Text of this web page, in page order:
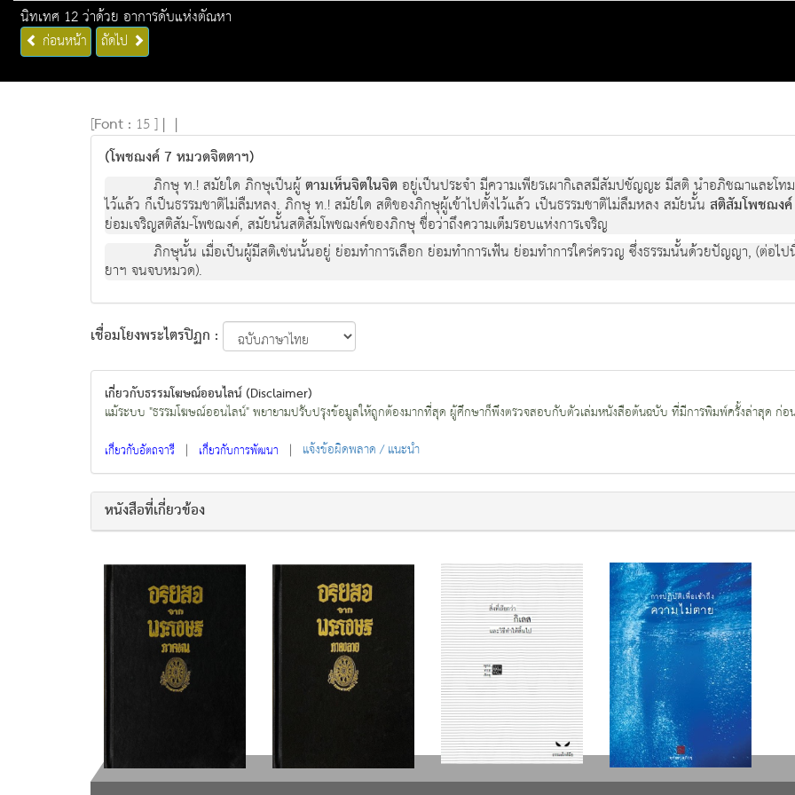
นิทเทศ 12 ว่าด้วย อาการดับแห่งตัณหา
ก่อนหน้า ถัดไป
[Font : 15 ] | |
(โพชฌงค์ 7 หมวดจิตตาฯ)
ภิกษุ ท.! สมัยใด ภิกษุเป็นผู้ตามเห็นจิตในจิตอยู่เป็นประจำ มีความเพียรเผากิเลสมีสัมปชัญญะ มีสติ นำอภิชฌาและโ
ไว้แล้ว ก็เป็นธรรมชาติไม่ลืมหลง. ภิกษุ ท.! สมัยใด สติของภิกษุผู้เข้าไปตั้งไว้แล้ว เป็นธรรมชาติไม่ลืมหลง สมัยนั้น สติสัมโพชฌงค์
ย่อมเจริญสติสัม-โพชฌงค์, สมัยนั้นสติสัมโพชฌงค์ของภิกษุ ชื่อว่าถึงความเต็มรอบแห่งการเจริญ
ภิกษุนั้น เมื่อเป็นผู้มีสติเช่นนั้นอยู่ ย่อมทำการเลือก ย่อมทำการเฟ้น ย่อมทำการใคร่ครวญ ซึ่งธรรมนั้นด้วยปัญญา, (ต่อไ
ยาฯ จนจบหมวด).
เชื่อมโยงพระไตรปิฏก :
เกี่ยวกับธรรมโฆษณ์ออนไลน์ (Disclaimer)
แม้ระบบ "ธรรมโฆษณ์ออนไลน์" พยายามปรับปรุงข้อมูลให้ถูกต้องมากที่สุด ผู้ศึกษาก็พึงตรวจสอบกับตัวเล่มหนังสือต้นฉบับ ที่มีการพิมพ์ครั้งล่าสุด ก่อน
เกี่ยวกับอัตถจารี | เกี่ยวกับการพัฒนา | แจ้งข้อผิดพลาด / แนะนำ
หนังสือที่เกี่ยวข้อง